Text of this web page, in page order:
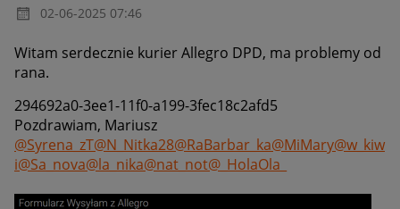
‎02-06-2025 07:46
Witam serdecznie kurier Allegro DPD, ma problemy od
rana.
294692a0-3ee1-11f0-a199-3fec18c2afd5
Pozdrawiam, Mariusz
@Syrena_zT@N_Nitka28@RaBarbar_ka@MiMary@w_kiw
i@Sa_nova@la_nika@nat_not@_HolaOla_